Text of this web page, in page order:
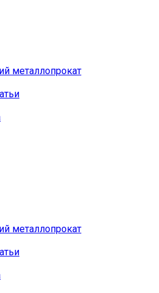
металлопрокат
металлопрокат